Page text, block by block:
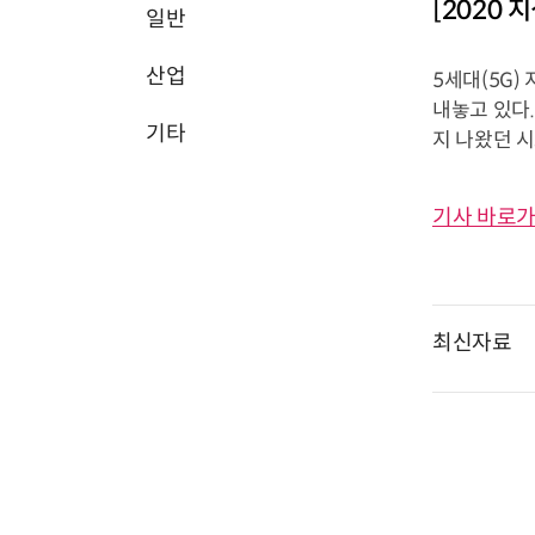
일반
산업
기타
[2020
5세대(5G)
내놓고 있
지 나왔던
기사 바로
최신자료